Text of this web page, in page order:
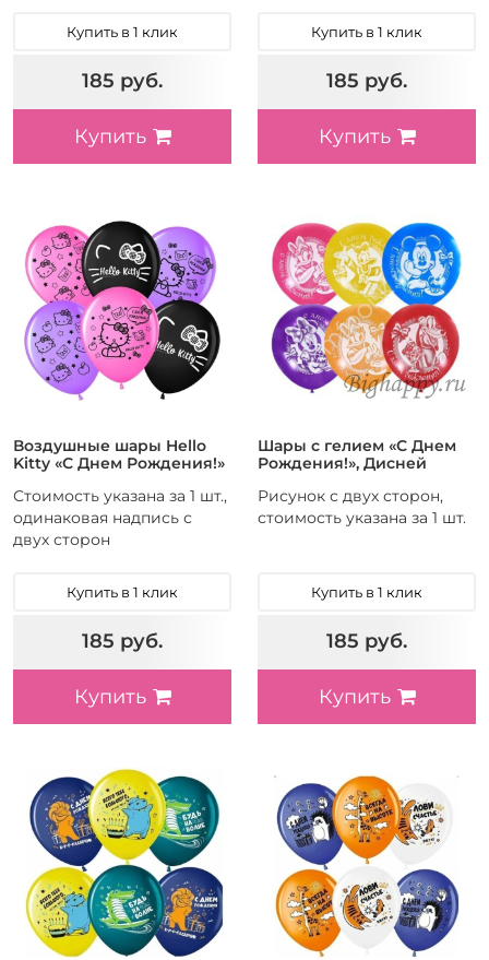
Купить в 1 клик
185 руб.
Купить
Купить в 1 клик
185 руб.
Купить
Воздушные шары Hello
Kitty «С Днем Рождения!»
Стоимость указана за 1 шт.,
одинаковая надпись с
двух сторон
Купить в 1 клик
185 руб.
Купить
Шары с гелием «С Днем
Рождения!», Дисней
Рисунок с двух сторон,
стоимость указана за 1 шт.
Купить в 1 клик
185 руб.
Купить